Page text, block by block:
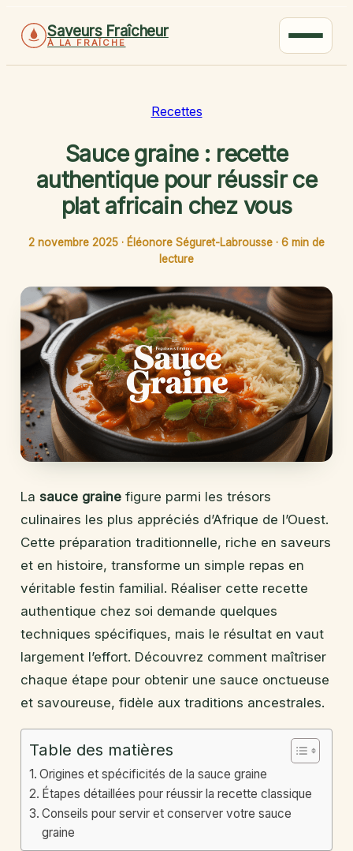
Saveurs Fraîcheur
À LA FRAÎCHE
Recettes
Sauce graine : recette
authentique pour réussir ce
plat africain chez vous
2 novembre 2025 · Éléonore Séguret-Labrousse · 6 min de
lecture
La sauce graine figure parmi les trésors
culinaires les plus appréciés d’Afrique de l’Ouest.
Cette préparation traditionnelle, riche en saveurs
et en histoire, transforme un simple repas en
véritable festin familial. Réaliser cette recette
authentique chez soi demande quelques
techniques spécifiques, mais le résultat en vaut
largement l’effort. Découvrez comment maîtriser
chaque étape pour obtenir une sauce onctueuse
et savoureuse, fidèle aux traditions ancestrales.
Table des matières
Origines et spécificités de la sauce graine
Étapes détaillées pour réussir la recette classique
Conseils pour servir et conserver votre sauce
graine